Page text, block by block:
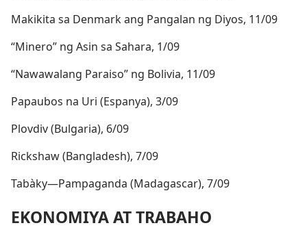
Makikita sa Denmark ang Pangalan ng Diyos, 11/09
“Minero” ng Asin sa Sahara, 1/09
“Nawawalang Paraiso” ng Bolivia, 11/09
Papaubos na Uri (Espanya), 3/09
Plovdiv (Bulgaria), 6/09
Rickshaw (Bangladesh), 7/09
Tabàky​—Pampaganda (Madagascar), 7/09
EKONOMIYA AT TRABAHO